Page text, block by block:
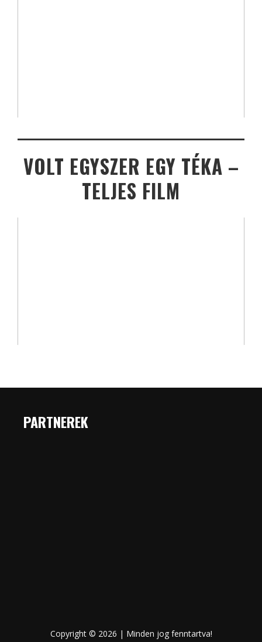
VOLT EGYSZER EGY TÉKA –
TELJES FILM
PARTNEREK
Copyright © 2026 | Minden jog fenntartva!